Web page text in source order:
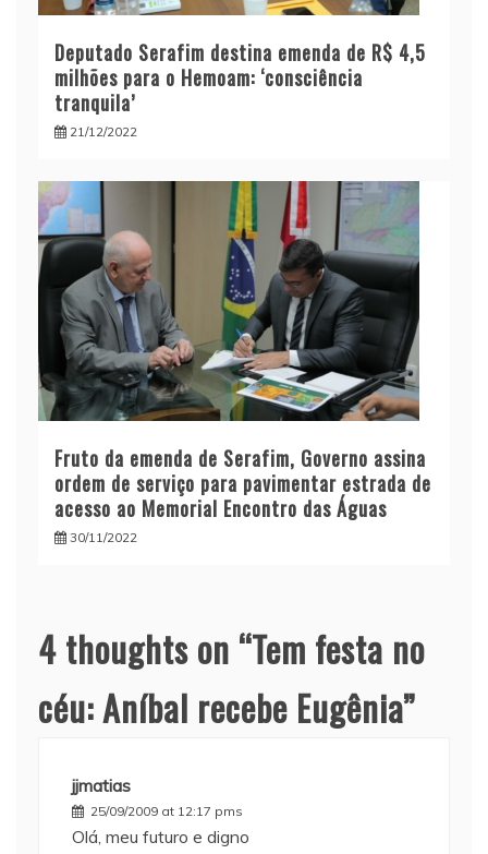
Deputado Serafim destina emenda de R$ 4,5
milhões para o Hemoam: ‘consciência
tranquila’
21/12/2022
Fruto da emenda de Serafim, Governo assina
ordem de serviço para pavimentar estrada de
acesso ao Memorial Encontro das Águas
30/11/2022
4 thoughts on “Tem festa no
céu: Aníbal recebe Eugênia”
jjmatias
25/09/2009 at 12:17 pms
Olá, meu futuro e digno